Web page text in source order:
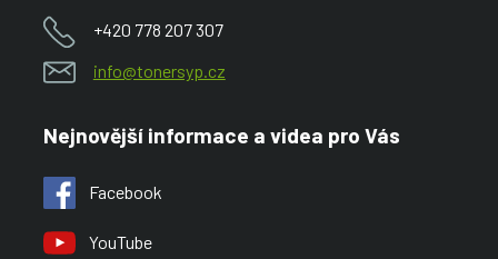
+420 778 207 307
info@tonersyp.cz
Nejnovější informace a videa pro Vás
Facebook
YouTube